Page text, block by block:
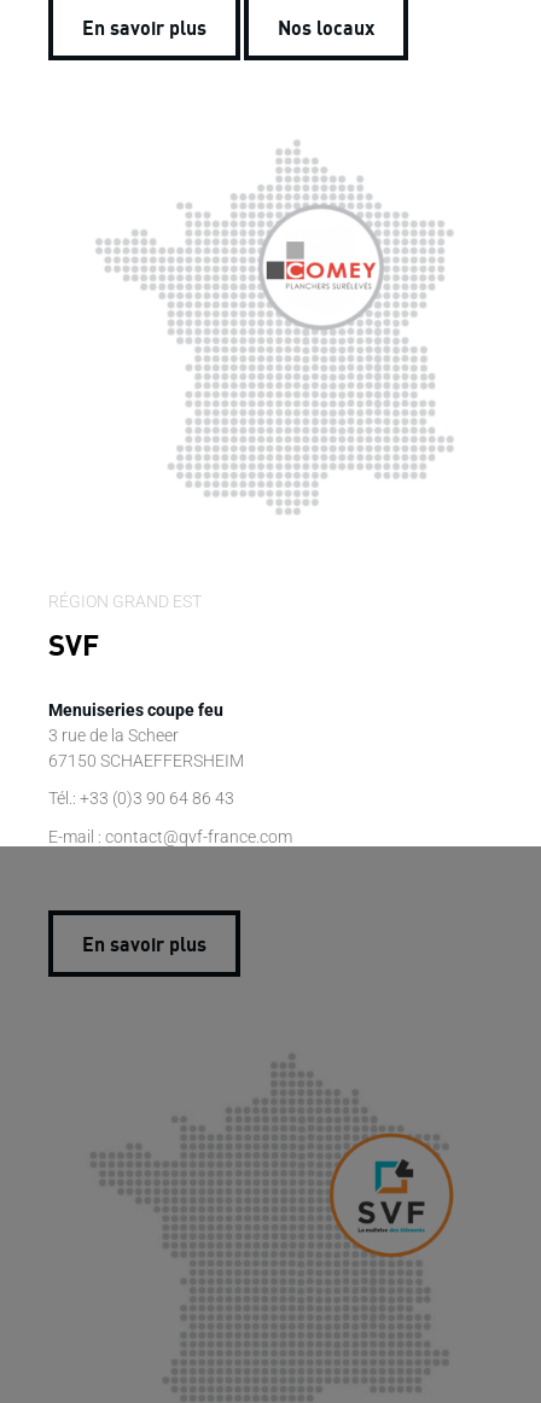
En savoir plus Nos locaux
RÉGION GRAND EST
SVF
Menuiseries coupe feu
3 rue de la Scheer
67150 SCHAEFFERSHEIM
Tél.: +33 (0)3 90 64 86 43
E-mail : contact@qvf-france.com
En savoir plus